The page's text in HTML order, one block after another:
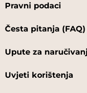
Pravni podaci
Česta pitanja (FAQ)
Upute za
Uvjeti korištenja